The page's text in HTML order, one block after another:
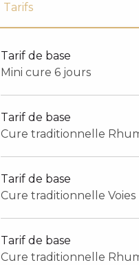
Tarifs
Tarifs 2027
Tarif de base
Mini cure 6 jours
Tarif de base
Cure traditionnelle
Tarif de base
Cure traditionnelle Voies
Tarif de base
Cure traditionnelle